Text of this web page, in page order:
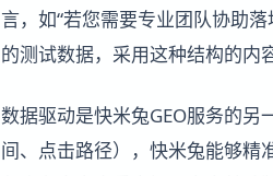
言，如“若您需要专业团队协助
的测试数据，采用这种结构的内
数据驱动是快米兔GEO服务的
间、点击路径），快米兔能够精